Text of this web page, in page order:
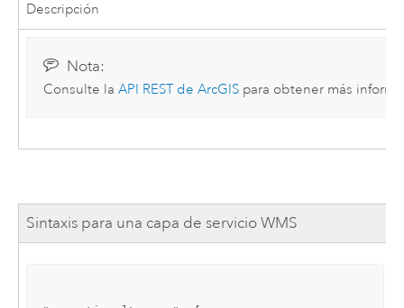
Descripción
Nota:
Consulte la API REST de ArcGISpara obtener más
Sintaxis para una capa de servicio WMS